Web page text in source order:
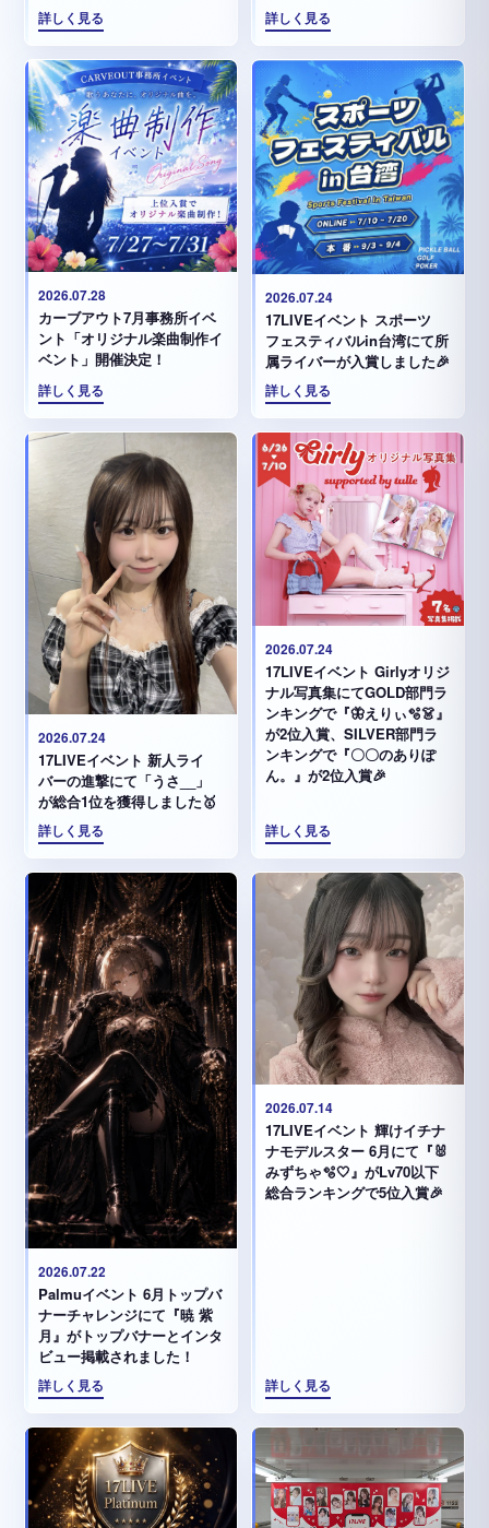
詳しく見る 詳しく見る
2026.07.28
カーブアウト7月事務所イベ
ント「オリジナル楽曲制作イ
ベント」開催決定！
詳しく見る
2026.07.24
17LIVEイベント スポーツ
フェスティバルin台湾にて所
属ライバーが入賞しました🎉
詳しく見る
2026.07.24
17LIVEイベント 新人ライ
バーの進撃にて「うさ__」
が総合1位を獲得しました🥇
詳しく見る
2026.07.24
17LIVEイベント Girlyオリジ
ナル写真集にてGOLD部門ラ
ンキングで『🦋えりぃ🫧👗』
が2位入賞、SILVER部門ラ
ンキングで『〇〇のありぽ
ん。』が2位入賞🎉
詳しく見る
2026.07.22
Palmuイベント 6月トップバ
ナーチャレンジにて『暁 紫
月』がトップバナーとインタ
ビュー掲載されました！
詳しく見る
2026.07.14
17LIVEイベント 輝けイチナ
ナモデルスター 6月にて『🐰
みずちゃ️🫧🤍』がLv70以下
総合ランキングで5位入賞🎉
詳しく見る